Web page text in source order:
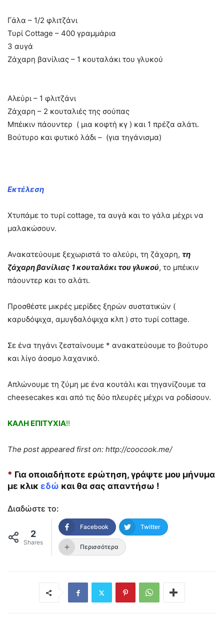
Γάλα – 1/2 φλιτζάνι
Τυρί Cottage – 400 γραμμάρια
3 αυγά
Ζάχαρη βανίλιας – 1 κουταλάκι του γλυκού
Αλεύρι – 1 φλιτζάνι
Ζάχαρη – 2 κουταλιές της σούπας
Μπέικιν πάουντερ ( μια κοφτή κγ ) και 1 πρέζα αλάτι.
Βούτυρο και φυτικό λάδι – (για τηγάνισμα)
Εκτέλεση
Χτυπάμε το τυρί cottage, τα αυγά και το γάλα μέχρι να
μαλακώσουν.
Ανακατεύουμε ξεχωριστά το αλεύρι, τη ζάχαρη, τη
ζάχαρη βανίλιας 1 κουταλάκι του γλυκού, το μπέικιν
πάουντερ και το αλάτι.
Προσθέστε μικρές μερίδες ξηρών συστατικών (
καρυδόψιχα, αμυγδαλόψιχα κλπ ) στο τυρί cottage.
Σε ένα τηγάνι ζεσταίνουμε * ανακατεύουμε το βούτυρο
και λίγο άοσμο λαχανικό.
Απλώνουμε τη ζύμη με ένα κουτάλι και τηγανίζουμε τα
cheesecakes και από τις δύο πλευρές μέχρι να ροδίσουν.
ΚΑΛΗ ΕΠΙΤΥΧΙΑ!!
The post appeared first on: http://coocook.me/
* Για οποιαδήποτε ερώτηση, γράψτε μου μήνυμα
με κλικ εδώ και θα σας απαντήσω !
Διαδώστε το:
2
Shares
Facebook Twitter
Περισσότερα